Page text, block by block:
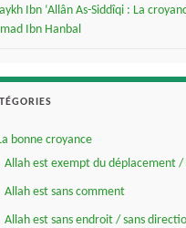
Ibn ‘Allân As-Siddîqi : La
Ibn Hanbal
bonne croyance
Allah est exempt du déplacement
Allah est sans comment
Allah est sans endroit / sans